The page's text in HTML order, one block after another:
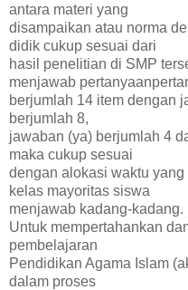
antara materi yang
disampaikan atau norma
didik cukup sesuai dari
hasil penelitian di SMP
menjawab
berjumlah 14 item dengan
berjumlah 8,
jawaban (ya) berjumlah 4
maka cukup sesuai
dengan alokasi waktu
kelas mayoritas siswa
menjawab kadang-kadang.
Untuk mempertahankan
pembelajaran
Pendidikan Agama Islam
dalam proses